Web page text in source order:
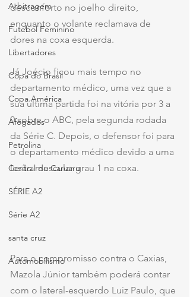
Arbitragem
Futebol Feminino
Libertadores
Copa do Brasil
Copa América
Afogados
Petrolina
Central de Caruaru
SÉRIE A2
Série A2
santa cruz
Automobilismo
desconforto no joelho direito,
enquanto o volante reclamava de
dores na coxa esquerda.
Já Joécio ficou mais tempo no
departamento médico, uma vez que a
sua última partida foi na vitória por 3 a
0 sobre o ABC, pela segunda rodada
da Série C. Depois, o defensor foi para
o departamento médico devido a uma
lesão muscular grau 1 na coxa.
Para o compromisso contra o Caxias,
Mazola Júnior também poderá contar
com o lateral-esquerdo Luiz Paulo, que